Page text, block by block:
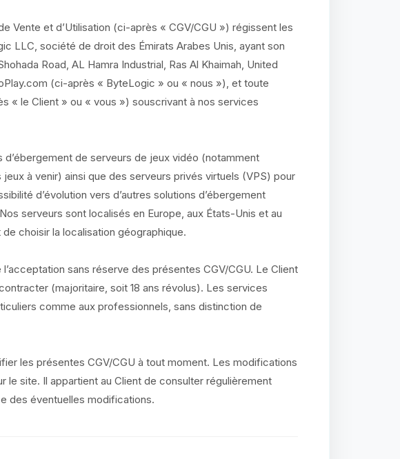
Vente et d’Utilisation (ci-après « CGV/CGU ») régissent les
LLC, société de droit des Émirats Arabes Unis, ayant son
Road, AL Hamra Industrial, Ras Al Khaimah, United
(ci-après « ByteLogic » ou « nous »), et toute
« le Client » ou « vous ») souscrivant à nos services
de serveurs de jeux vidéo (notamment
à venir) ainsi que des serveurs privés virtuels (VPS) pour
d’évolution vers d’autres solutions d’ébergement
serveurs sont localisés en Europe, aux États-Unis et au
choisir la localisation géographique.
sans réserve des présentes CGV/CGU. Le Client
(majoritaire, soit 18 ans révolus). Les services
comme aux professionnels, sans distinction de
les présentes CGV/CGU à tout moment. Les modifications
le site. Il appartient au Client de consulter régulièrement
des éventuelles modifications.